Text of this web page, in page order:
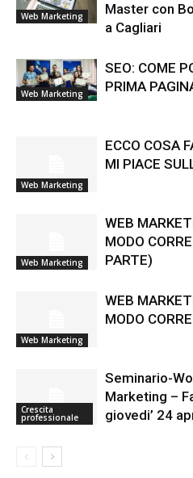
Web Marketing
Master con
a Cagliari
Web Marketing
SEO: COME
PRIMA
Web Marketing
ECCO COSA
MI PIACE
Web Marketing
WEB
MODO
PARTE)
Web Marketing
WEB
MODO
Crescita
professionale
Seminario-
Marketing –
giovedi’ 24